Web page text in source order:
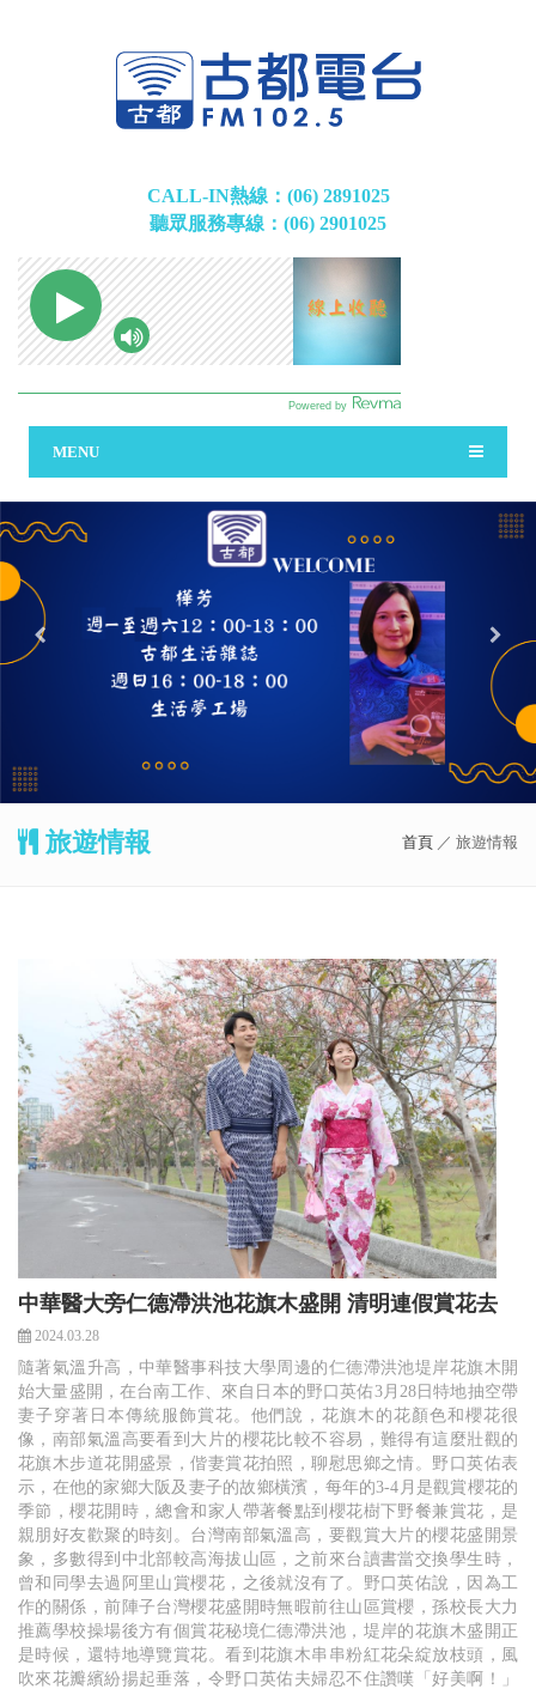
CALL-IN熱線：(06) 2891025
聽眾服務專線：(06) 2901025
MENU
旅遊情報 首頁 ／ 旅遊情報
中華醫大旁仁德滯洪池花旗木盛開 清明連假賞花去
2024.03.28
隨著氣溫升高，中華醫事科技大學周邊的仁德滯洪池堤岸花旗木開
始大量盛開，在台南工作、來自日本的野口英佑3月28日特地抽空帶
妻子穿著日本傳統服飾賞花。他們說，花旗木的花顏色和櫻花很
像，南部氣溫高要看到大片的櫻花比較不容易，難得有這麼壯觀的
花旗木步道花開盛景，偕妻賞花拍照，聊慰思鄉之情。野口英佑表
示，在他的家鄉大阪及妻子的故鄉橫濱，每年的3-4月是觀賞櫻花的
季節，櫻花開時，總會和家人帶著餐點到櫻花樹下野餐兼賞花，是
親朋好友歡聚的時刻。台灣南部氣溫高，要觀賞大片的櫻花盛開景
象，多數得到中北部較高海拔山區，之前來台讀書當交換學生時，
曾和同學去過阿里山賞櫻花，之後就沒有了。野口英佑說，因為工
作的關係，前陣子台灣櫻花盛開時無暇前往山區賞櫻，孫校長大力
推薦學校操場後方有個賞花秘境仁德滯洪池，堤岸的花旗木盛開正
是時候，還特地導覽賞花。看到花旗木串串粉紅花朵綻放枝頭，風
吹來花瓣繽紛揚起垂落，令野口英佑夫婦忍不住讚嘆「好美啊！」